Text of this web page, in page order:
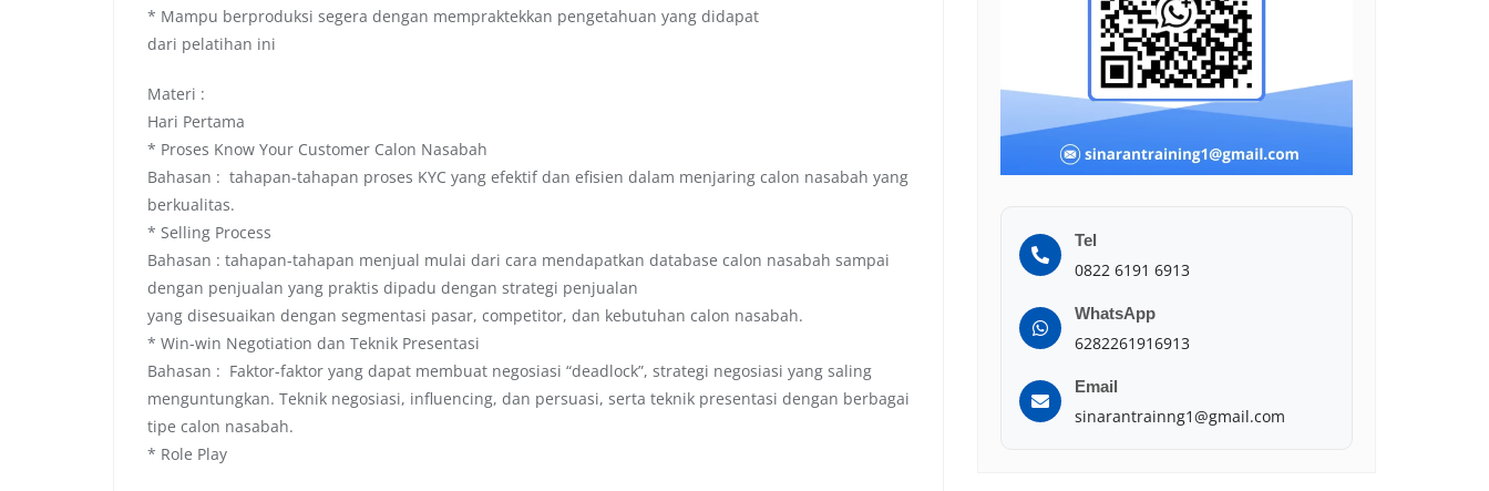
* Mampu berproduksi segera dengan mempraktekkan pengetahuan yang didapat
dari pelatihan ini
Materi :
Hari Pertama
* Proses Know Your Customer Calon Nasabah
Bahasan : tahapan-tahapan proses KYC yang efektif dan efisien dalam menjaring calon nasabah yang
berkualitas.
* Selling Process
Bahasan : tahapan-tahapan menjual mulai dari cara mendapatkan database calon nasabah sampai
dengan penjualan yang praktis dipadu dengan strategi penjualan
yang disesuaikan dengan segmentasi pasar, competitor, dan kebutuhan calon nasabah.
* Win-win Negotiation dan Teknik Presentasi
Bahasan : Faktor-faktor yang dapat membuat negosiasi “deadlock”, strategi negosiasi yang saling
menguntungkan. Teknik negosiasi, influencing, dan persuasi, serta teknik presentasi dengan berbagai
tipe calon nasabah.
* Role Play
Tel
0822 6191 6913
WhatsApp
6282261916913
Email
sinarantrainng1@gmail.com